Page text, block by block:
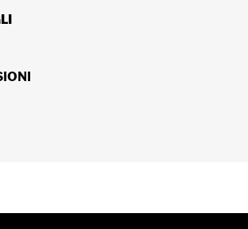
funzionali: